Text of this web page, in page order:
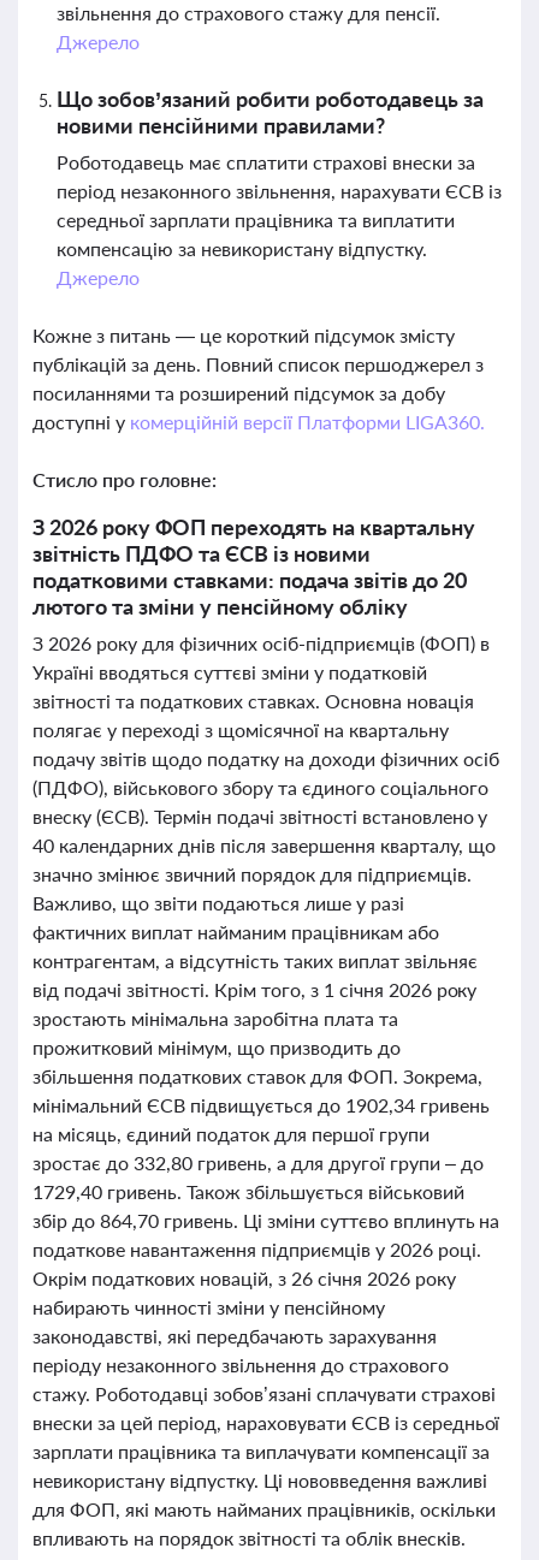
звільнення до страхового стажу для пенсії.
Джерело
Що зобов’язаний робити роботодавець за
новими пенсійними правилами?
Роботодавець має сплатити страхові внески за
період незаконного звільнення, нарахувати ЄСВ із
середньої зарплати працівника та виплатити
компенсацію за невикористану відпустку.
Джерело
Кожне з питань — це короткий підсумок змісту
публікацій за день. Повний список першоджерел з
посиланнями та розширений підсумок за добу
доступні у комерційній версії Платформи LIGA360.
Стисло про головне:
З 2026 року ФОП переходять на квартальну
звітність ПДФО та ЄСВ із новими
податковими ставками: подача звітів до 20
лютого та зміни у пенсійному обліку
З 2026 року для фізичних осіб-підприємців (ФОП) в
Україні вводяться суттєві зміни у податковій
звітності та податкових ставках. Основна новація
полягає у переході з щомісячної на квартальну
подачу звітів щодо податку на доходи фізичних осіб
(ПДФО), військового збору та єдиного соціального
внеску (ЄСВ). Термін подачі звітності встановлено у
40 календарних днів після завершення кварталу, що
значно змінює звичний порядок для підприємців.
Важливо, що звіти подаються лише у разі
фактичних виплат найманим працівникам або
контрагентам, а відсутність таких виплат звільняє
від подачі звітності. Крім того, з 1 січня 2026 року
зростають мінімальна заробітна плата та
прожитковий мінімум, що призводить до
збільшення податкових ставок для ФОП. Зокрема,
мінімальний ЄСВ підвищується до 1902,34 гривень
на місяць, єдиний податок для першої групи
зростає до 332,80 гривень, а для другої групи – до
1729,40 гривень. Також збільшується військовий
збір до 864,70 гривень. Ці зміни суттєво вплинуть на
податкове навантаження підприємців у 2026 році.
Окрім податкових новацій, з 26 січня 2026 року
набирають чинності зміни у пенсійному
законодавстві, які передбачають зарахування
періоду незаконного звільнення до страхового
стажу. Роботодавці зобов’язані сплачувати страхові
внески за цей період, нараховувати ЄСВ із середньої
зарплати працівника та виплачувати компенсації за
невикористану відпустку. Ці нововведення важливі
для ФОП, які мають найманих працівників, оскільки
впливають на порядок звітності та облік внесків.